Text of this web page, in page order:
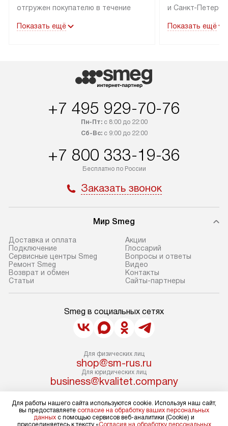
отгружен покупателю в течение
лейблом доставляется бесплатно
дополнительно. Возможна
доставка товаров по России.
Показать ещё
и Санкт-
подключается
коммуникаций
навешивание
Показать ещё
+7 495 929-70-76
Пн-Пт:с 8:00 до 22:00
Сб-Вс:с 9:00 до 22:00
+7 800 333-19-36
Бесплатно по России
Заказать звонок
Мир Smeg
Доставка и оплата
Подключение
Сервисные центры Smeg
Ремонт Smeg
Возврат и обмен
Статьи
Акции
Глоссарий
Вопросы и ответы
Видео
Контакты
Сайты-партнеры
Smeg в социальных сетях
Для физических лиц
shop@sm-rus.ru
Для юридических лиц
business@kvalitet.company
НАПИСАТЬ РУКОВОДСТВУ
Для работы нашего сайта используются cookie. Используя наш сайт,
вы предоставляете согласие на обработку ваших персональных
данных с помощью сервисов веб-аналитики (Cookie) и
присоединяетесь к тексту «Согласия на обработку персональных